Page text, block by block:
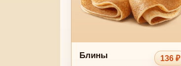
Блины 136 ₽